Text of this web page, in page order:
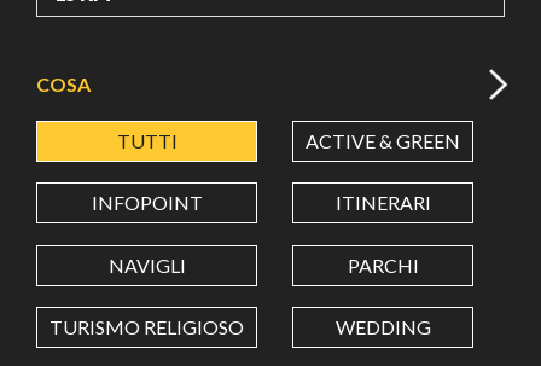
LATITUDINE
LONGITUDINE
Value in decimal degrees. Use dot (.) as decimal separator.
COSA
TUTTI ACTIVE & GREEN
INFOPOINT ITINERARI
NAVIGLI PARCHI
TURISMO RELIGIOSO WEDDING